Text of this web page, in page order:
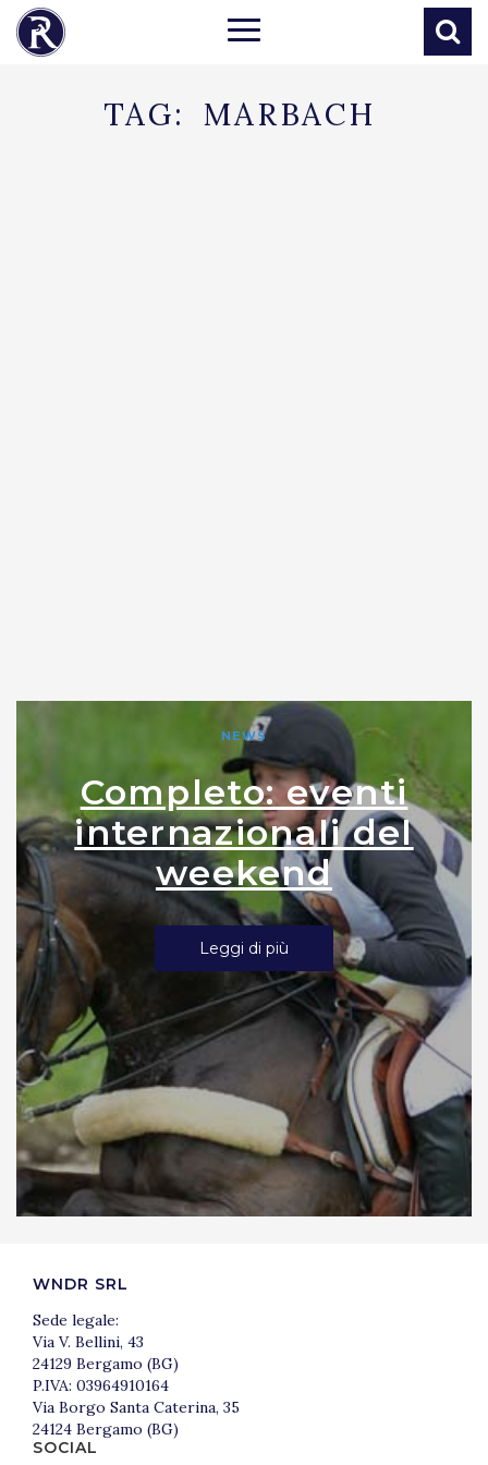
TAG: MARBACH
NEWS
Completo: eventi
internazionali del
weekend
Leggi di più
WNDR SRL
Sede legale:
Via V. Bellini, 43
24129 Bergamo (BG)
P.IVA: 03964910164
Via Borgo Santa Caterina, 35
24124 Bergamo (BG)
SOCIAL